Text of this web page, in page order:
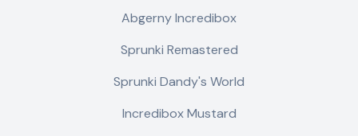
Abgerny Incredibox
Sprunki Remastered
Sprunki Dandy's World
Incredibox Mustard